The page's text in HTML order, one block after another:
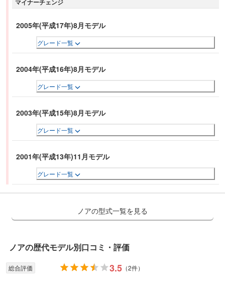
FF車はクラストップレベルの低燃費14.2km/L(10・15モード)を実現。全席
は、簡単な操作での折りたたみ＆跳ね上げを可能とし、これまでのミニバン
にはないキャビンとラゲージスペースの自在な空間アレンジが可能となっ
た。さらに、最新の衝突安全ボディGOAの採用はもとより、VSC(4WD車)、
SRSカーテンシールドエアバッグ＆サイドエアバッグを設定するなど高いレ
ベルの安全性を確保されている。
マイナーチェンジ
2005年(平成17年)8月モデル
グレード一覧
2004年(平成16年)8月モデル
グレード一覧
2003年(平成15年)8月モデル
グレード一覧
2001年(平成13年)11月モデル
グレード一覧
ノアの型式一覧を見る
ノアの歴代モデル別口コミ・評価
総合評価 3.5 （2件）